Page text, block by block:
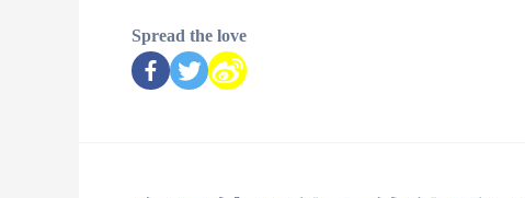
Spread the love